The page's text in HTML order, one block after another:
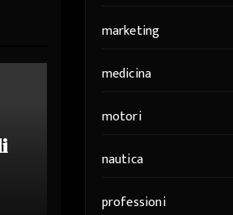
marketing
medicina
motori
nautica
professioni